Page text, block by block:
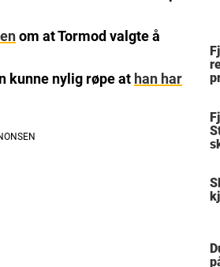
om at Tormod valgte å
kunne nylig røpe at han har